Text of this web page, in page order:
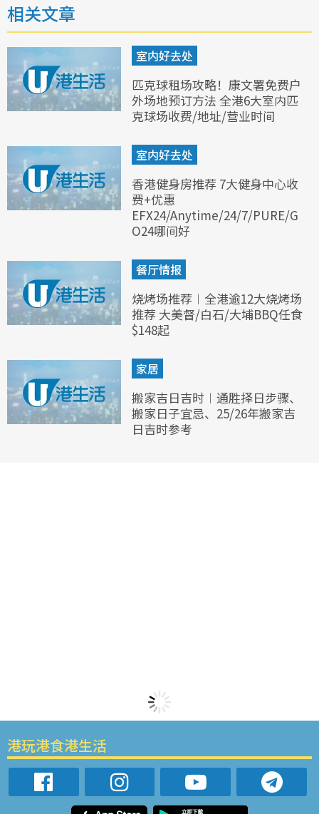
相关文章
室内好去处
匹克球租场攻略！康文署免费户
外场地预订方法 全港6大室内匹
克球场收费/地址/营业时间
室内好去处
香港健身房推荐 7大健身中心收
费+优惠
EFX24/Anytime/24/7/PURE/G
O24哪间好
餐厅情报
烧烤场推荐︱全港逾12大烧烤场
推荐 大美督/白石/大埔BBQ任食
$148起
家居
搬家吉日吉时︱通胜择日步骤、
搬家日子宜忌、25/26年搬家吉
日吉时参考
港玩港食港生活